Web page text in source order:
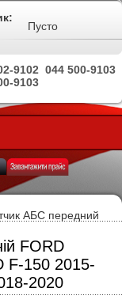
044 500-9103
9102
9103
Пусто
АБС передний
FORD
F-150 2015-
2020